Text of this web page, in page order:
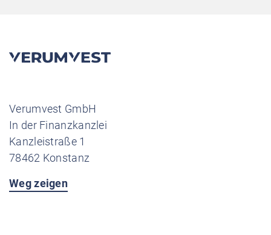
Verumvest GmbH
In der Finanzkanzlei
Kanzleistraße 1
78462 Konstanz
Weg zeigen